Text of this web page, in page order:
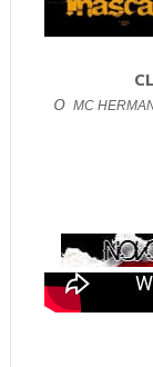
O MC